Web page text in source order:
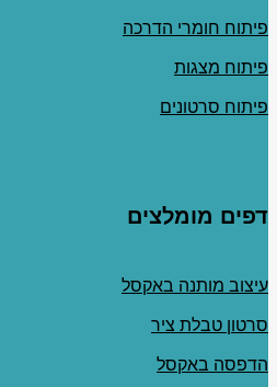
פיתוח חומרי הדרכה
פיתוח מצגות
פיתוח סרטונים
דפים מומלצים
עיצוב מותנה באקסל
סרטון טבלת ציר
הדפסה באקסל